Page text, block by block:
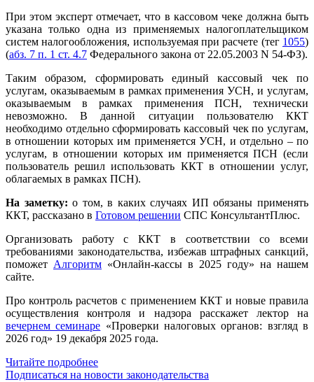
При этом эксперт отмечает, что в кассовом чеке должна быть
указана только одна из применяемых налогоплательщиком
систем налогообложения, используемая при расчете (тег 1055)
(абз. 7 п. 1 ст. 4.7 Федерального закона от 22.05.2003 N 54-ФЗ).
Таким образом, сформировать единый кассовый чек по
услугам, оказываемым в рамках применения УСН, и услугам,
оказываемым в рамках применения ПСН, технически
невозможно. В данной ситуации пользователю ККТ
необходимо отдельно сформировать кассовый чек по услугам,
в отношении которых им применяется УСН, и отдельно – по
услугам, в отношении которых им применяется ПСН (если
пользователь решил использовать ККТ в отношении услуг,
облагаемых в рамках ПСН).
На заметку:о том, в каких случаях ИП обязаны применять
ККТ, рассказано в Готовом решении СПС КонсультантПлюс.
Организовать работу с ККТ в соответствии со всеми
требованиями законодательства, избежав штрафных санкций,
поможет Алгоритм «Онлайн-кассы в 2025 году» на нашем
сайте.
Про контроль расчетов с применением ККТ и новые правила
осуществления контроля и надзора расскажет лектор на
вечернем семинаре «Проверки налоговых органов: взгляд в
2026 год» 19 декабря 2025 года.
Читайте подробнее
Подписаться на новости законодательства